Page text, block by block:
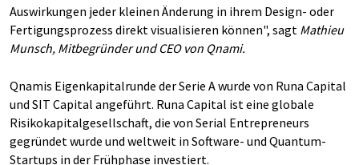
Auswirkungen jeder kleinen Änderung in ihrem Design- oder
Fertigungsprozess direkt visualisieren können", sagt Mathieu
Munsch, Mitbegründer und CEO von Qnami.
Qnamis Eigenkapitalrunde der Serie A wurde von Runa Capital
und SIT Capital angeführt. Runa Capital ist eine globale
Risikokapitalgesellschaft, die von Serial Entrepreneurs
gegründet wurde und weltweit in Software- und Quantum-
Startups in der Frühphase investiert.